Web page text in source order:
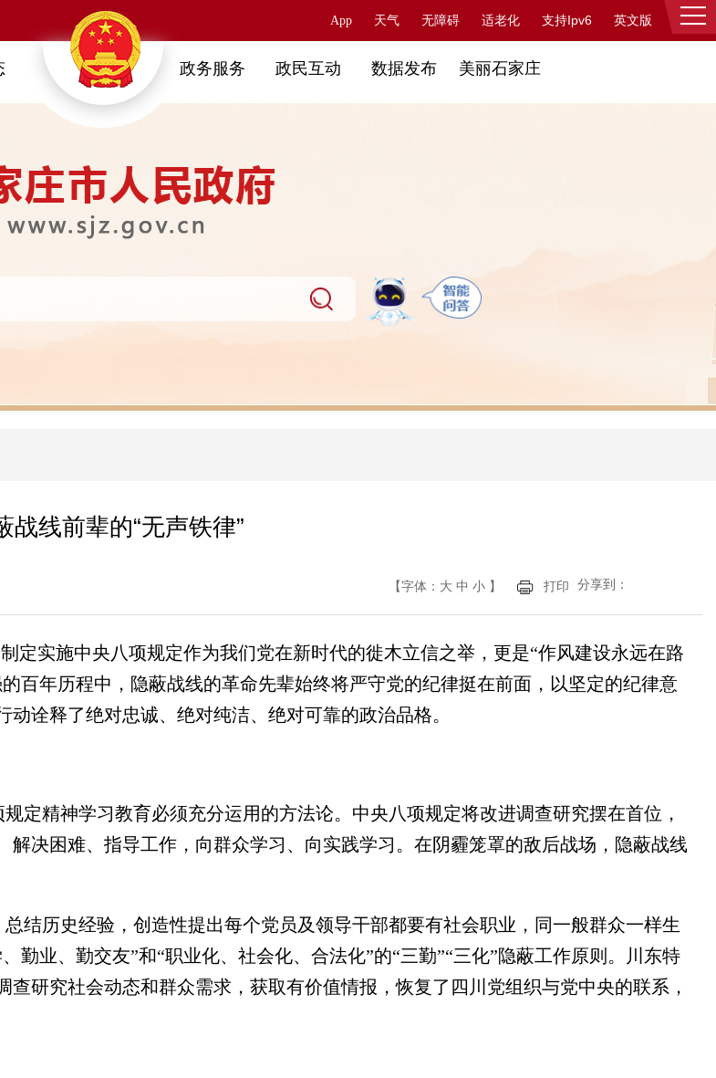
App 天气 无障碍 适老化 支持Ipv6 英文版 登录
政务服务 政民互动 数据发布 美丽石家庄
战线前辈的“无声铁律”
【字体： 大 中 小 】 打印 分享到：
实施中央八项规定作为我们党在新时代的徙木立信之举，更是“作风建设永远在路
百年历程中，隐蔽战线的革命先辈始终将严守党的纪律挺在前面，以坚定的纪律意
诠释了绝对忠诚、绝对纯洁、绝对可靠的政治品格。
精神学习教育必须充分运用的方法论。中央八项规定将改进调查研究摆在首位，
决困难、指导工作，向群众学习、向实践学习。在阴霾笼罩的敌后战场，隐蔽战线
历史经验，创造性提出每个党员及领导干部都要有社会职业，同一般群众一样生
勤业、勤交友”和“职业化、社会化、合法化”的“三勤”“三化”隐蔽工作原则。川东特
研究社会动态和群众需求，获取有价值情报，恢复了四川党组织与党中央的联系，